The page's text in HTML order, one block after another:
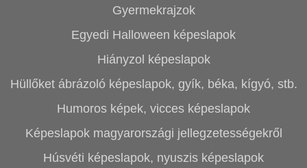
Gyermekrajzok
Egyedi Halloween képeslapok
Hiányzol képeslapok
Hüllőket ábrázoló képeslapok, gyík, béka, kígyó, stb.
Humoros képek, vicces képeslapok
Képeslapok magyarországi jellegzetességekről
Húsvéti képeslapok, nyuszis képeslapok